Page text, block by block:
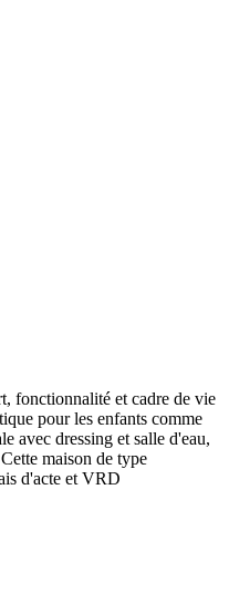
fonctionnalité et cadre de vie
pour les enfants comme
avec dressing et salle d'eau,
maison de type
d'acte et VRD